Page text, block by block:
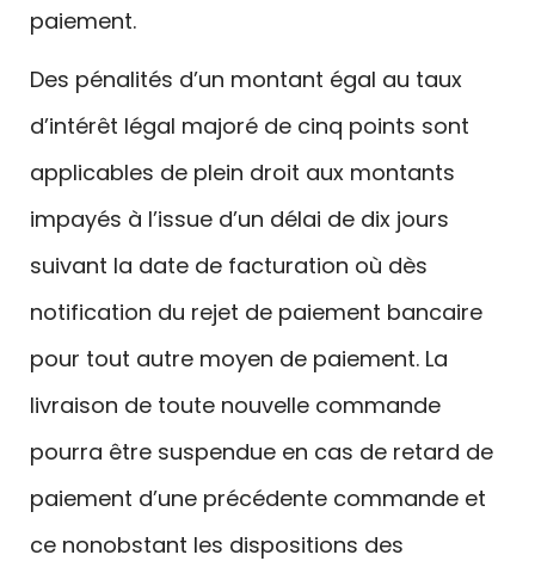
paiement.
Des pénalités d’un montant égal au taux
d’intérêt légal majoré de cinq points sont
applicables de plein droit aux montants
impayés à l’issue d’un délai de dix jours
suivant la date de facturation où dès
notification du rejet de paiement bancaire
pour tout autre moyen de paiement. La
livraison de toute nouvelle commande
pourra être suspendue en cas de retard de
paiement d’une précédente commande et
ce nonobstant les dispositions des